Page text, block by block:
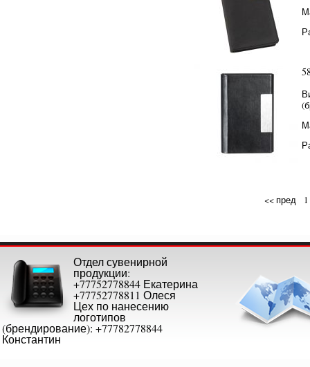
<< пред 1
Отдел сувенирной
продукции:
+77752778844 Екатерина
+77752778811 Олеся
Цех по нанесению
логотипов
(брендирование): +77782778844
Константин